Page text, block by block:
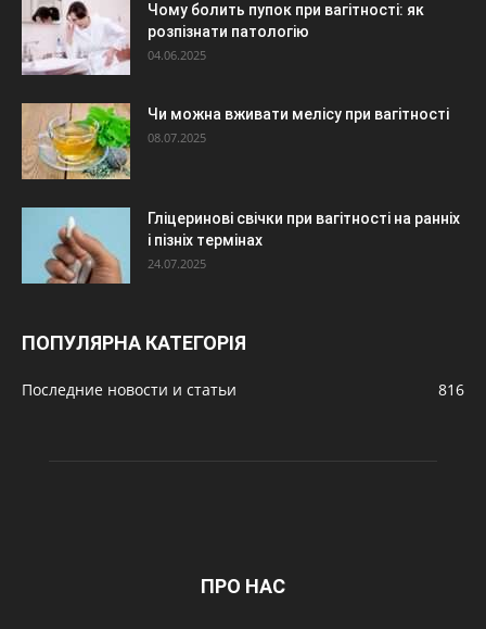
Чому болить пупок при вагітності: як
розпізнати патологію
04.06.2025
Чи можна вживати мелісу при вагітності
08.07.2025
Гліцеринові свічки при вагітності на ранніх
і пізніх термінах
24.07.2025
ПОПУЛЯРНА КАТЕГОРІЯ
Последние новости и статьи 816
ПРО НАС